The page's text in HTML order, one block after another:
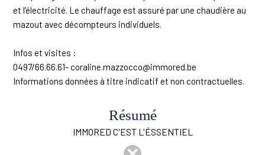
et l’électricité. Le chauffage est assuré par une chaudière au
mazout avec décompteurs individuels.
Infos et visites :
0497/66.66.61- coraline.mazzocco@immored.be
Informations données à titre indicatif et non contractuelles.
Résumé
IMMORED C'EST L'ÉSSENTIEL